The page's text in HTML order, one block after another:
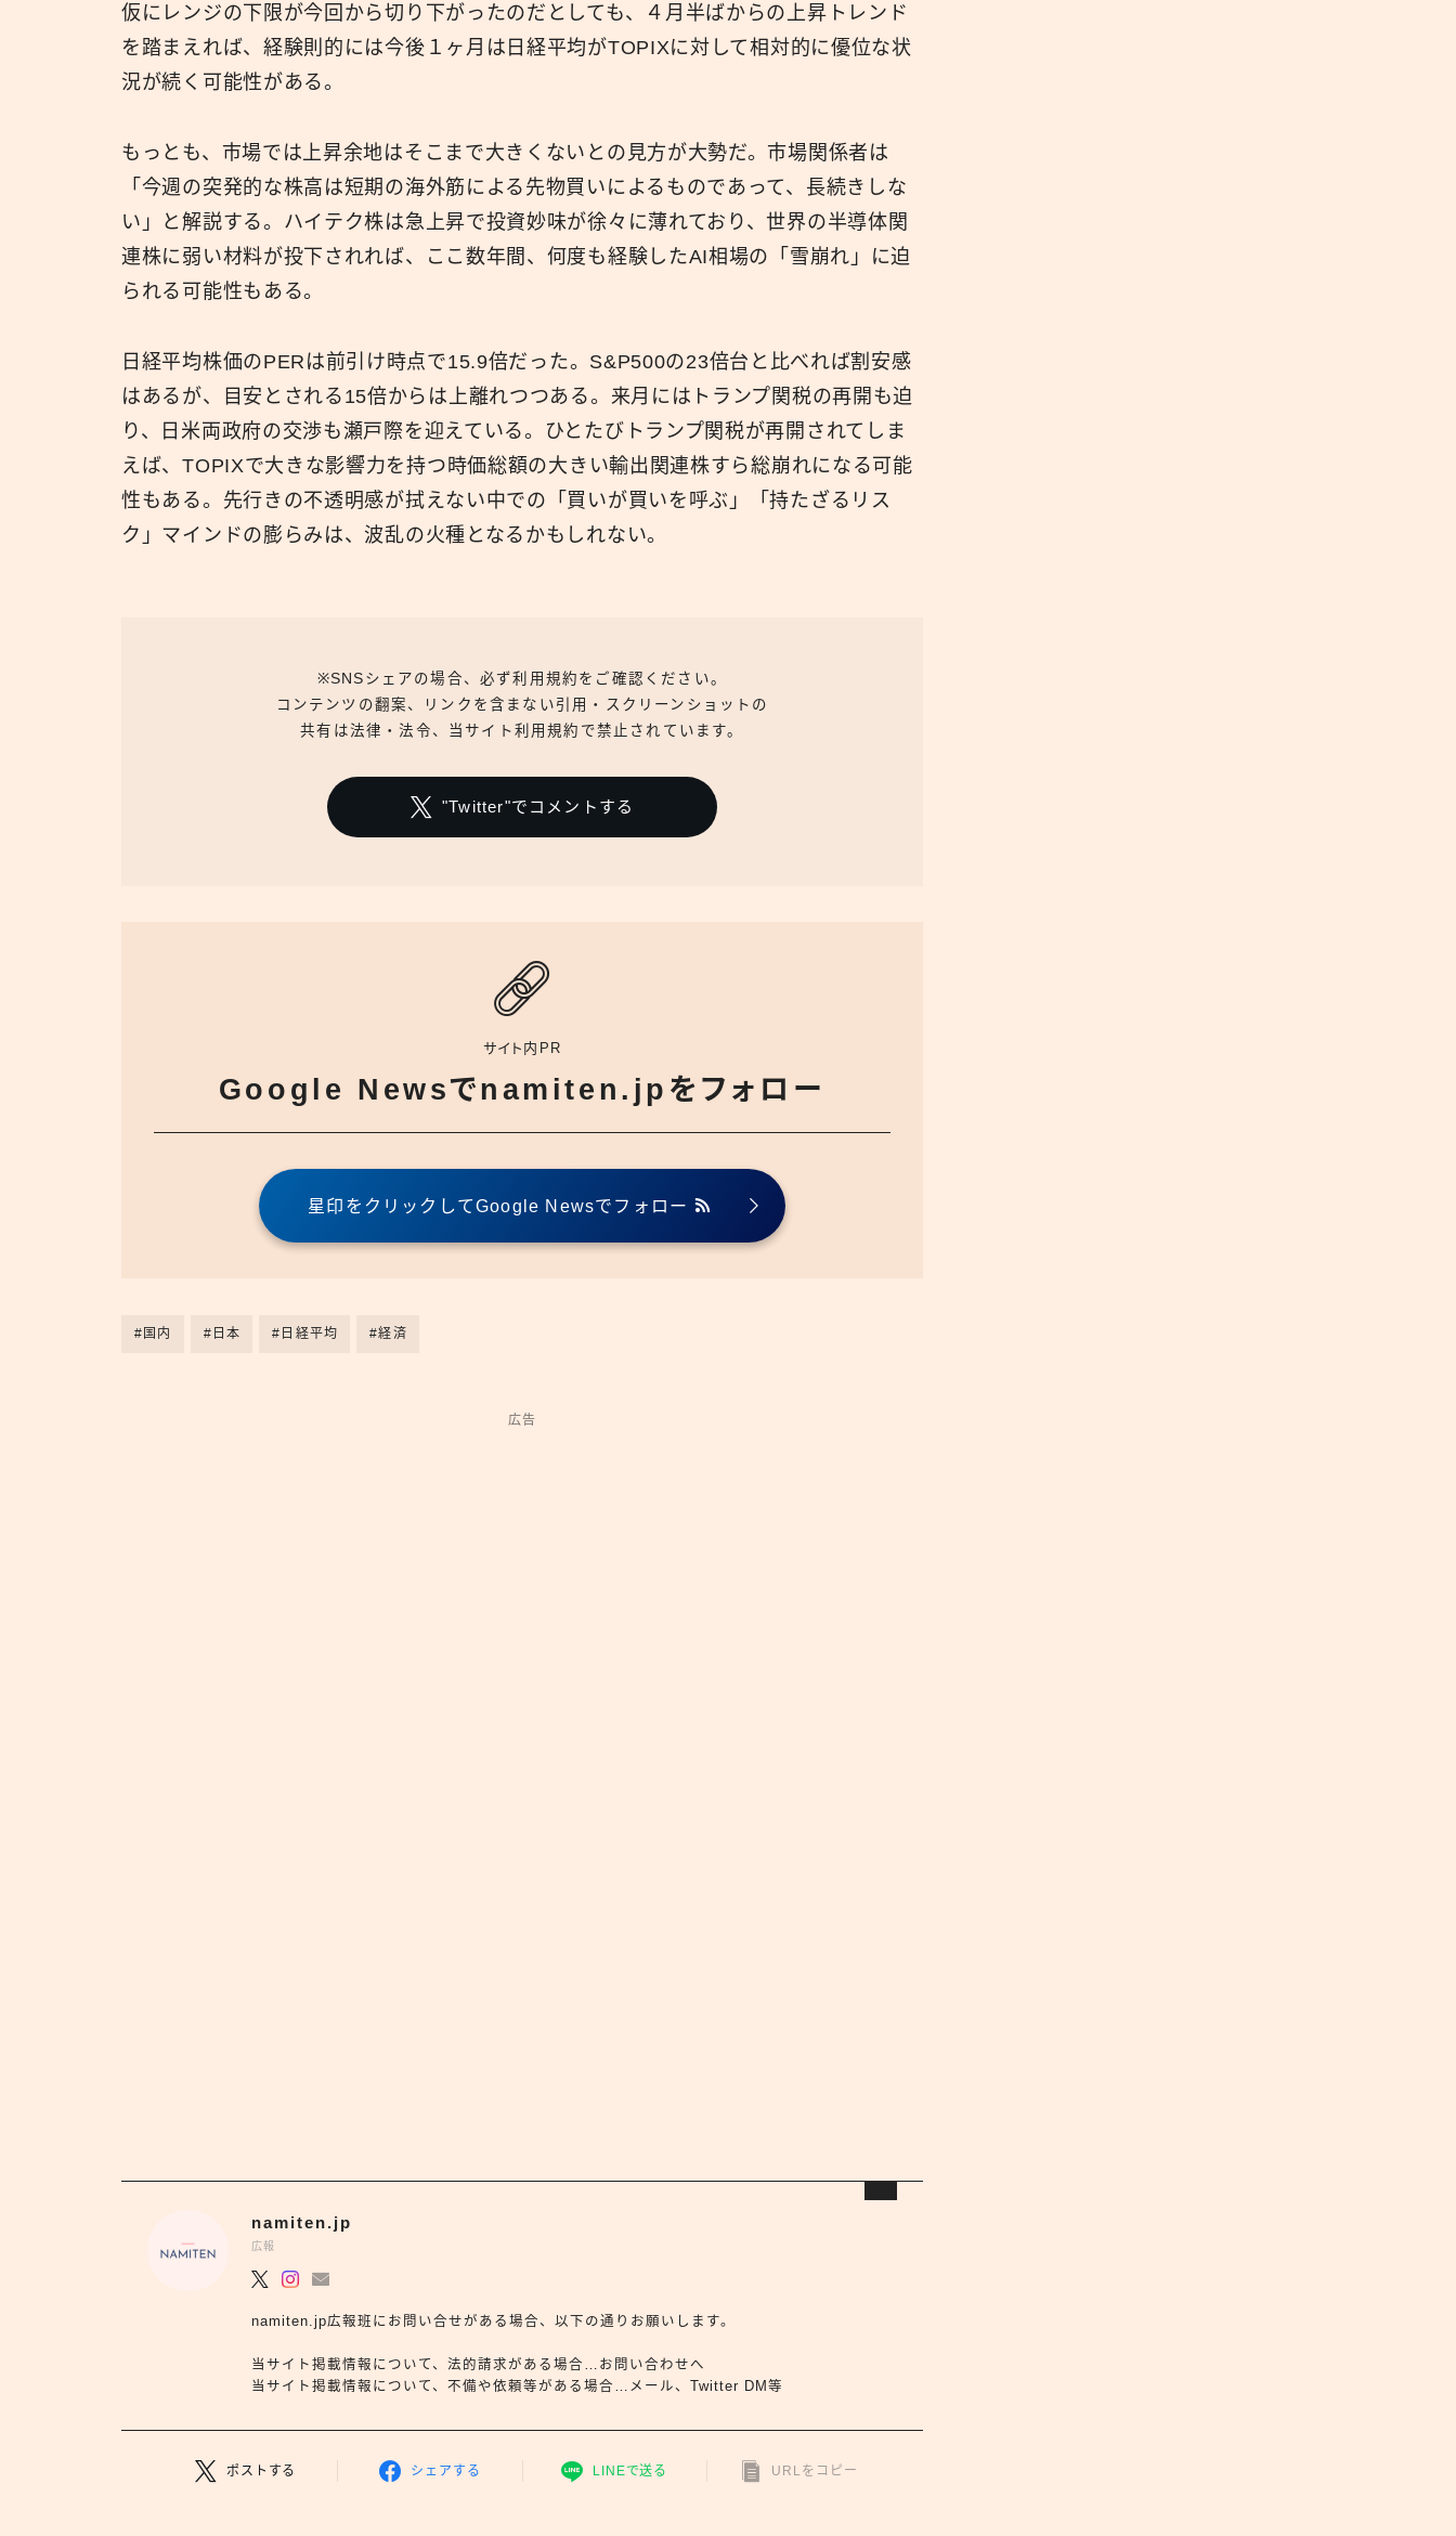
仮にレンジの下限が今回から切り下がったのだとしても、４月半ばからの上昇トレンド
を踏まえれば、経験則的には今後１ヶ月は日経平均がTOPIXに対して相対的に優位な状
況が続く可能性がある。
もっとも、市場では上昇余地はそこまで大きくないとの見方が大勢だ。市場関係者は
「今週の突発的な株高は短期の海外筋による先物買いによるものであって、長続きしな
い」と解説する。ハイテク株は急上昇で投資妙味が徐々に薄れており、世界の半導体関
連株に弱い材料が投下されれば、ここ数年間、何度も経験したAI相場の「雪崩れ」に迫
られる可能性もある。
日経平均株価のPERは前引け時点で15.9倍だった。S&P500の23倍台と比べれば割安感
はあるが、目安とされる15倍からは上離れつつある。来月にはトランプ関税の再開も迫
り、日米両政府の交渉も瀬戸際を迎えている。ひとたびトランプ関税が再開されてしま
えば、TOPIXで大きな影響力を持つ時価総額の大きい輸出関連株すら総崩れになる可能
性もある。先行きの不透明感が拭えない中での「買いが買いを呼ぶ」「持たざるリス
ク」マインドの膨らみは、波乱の火種となるかもしれない。
※SNSシェアの場合、必ず利用規約をご確認ください。
コンテンツの翻案、リンクを含まない引用・スクリーンショットの
共有は法律・法令、当サイト利用規約で禁止されています。
"Twitter"でコメントする
サイト内PR
Google Newsでnamiten.jpをフォロー
星印をクリックしてGoogle Newsでフォロー
#国内 #日本 #日経平均 #経済
広告
namiten.jp
広報
namiten.jp広報班にお問い合せがある場合、以下の通りお願いします。
当サイト掲載情報について、法的請求がある場合…お問い合わせへ
当サイト掲載情報について、不備や依頼等がある場合…メール、Twitter DM等
ポストする シェアする LINEで送る URLをコピー